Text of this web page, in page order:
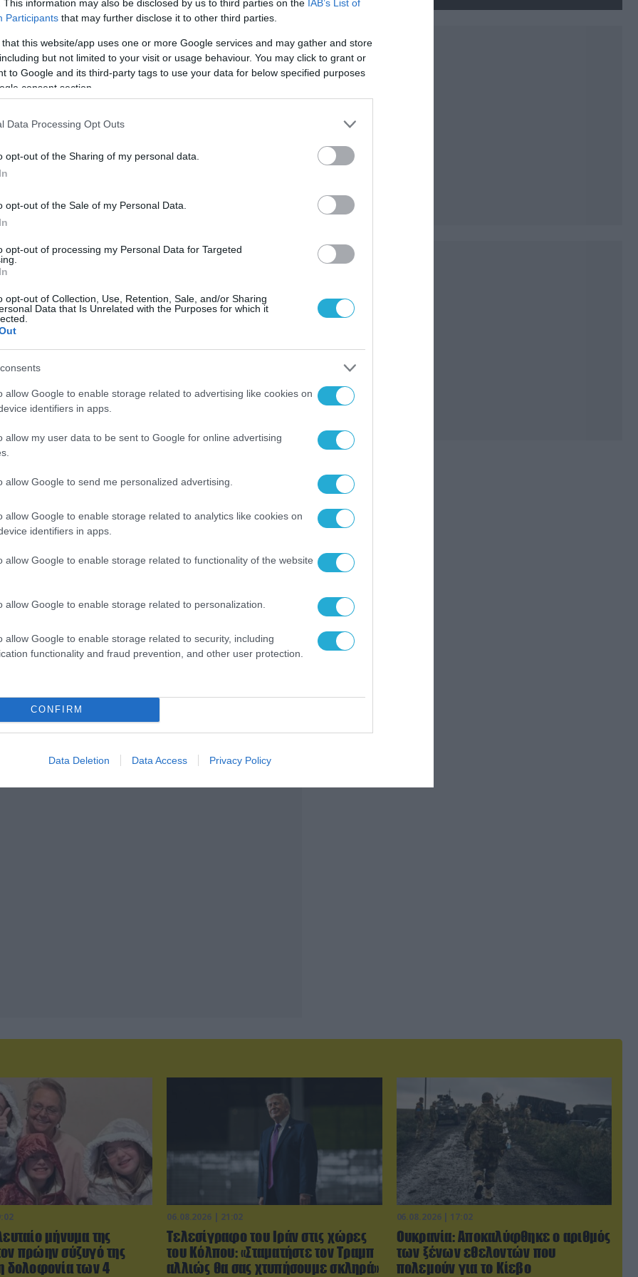
This information may also be disclosed by us to third parties on the IAB’s List of
Participants that may further disclose it to other third parties.
that this website/app uses one or more Google services and may gather and store
but not limited to your visit or usage behaviour. You may click to grant or
to Google and its third-party tags to use your data for below specified purposes
consent section.
Data Processing Opt Outs
opt-out of the Sharing of my personal data.
opt-out of the Sale of my Personal Data.
opt-out of processing my Personal Data for Targeted
opt-out of Collection, Use, Retention, Sale, and/or Sharing
Data that Is Unrelated with the Purposes for which it
allow Google to enable storage related to advertising like cookies on
identifiers in apps.
allow my user data to be sent to Google for online advertising
allow Google to send me personalized advertising.
allow Google to enable storage related to analytics like cookies on
identifiers in apps.
allow Google to enable storage related to functionality of the website
allow Google to enable storage related to personalization.
allow Google to enable storage related to security, including
functionality and fraud prevention, and other user protection.
CONFIRM
Data Deletion Data Access Privacy Policy
attack drones over Rivne yesterday.
pic.twitter.com/4ITiypXQ6A
(@Osinttechnical)May 14, 2026
ολοένα και συχνότερα από
της Ουκρανίας, καθώς θεωρείται
πιο άμεση λύση απέναντι στις μαζικές
στο πλαίσιο των συνεχιζόμενων επιθέσεων
υποδομών και στρατηγικών εγκαταστάσεων.
χρησιμοποιούνται εκτεταμένα από τη
για το χαμηλό κόστος παραγωγής και τη
ΑΡΘΡΟ
(βίντεο)
μήνυμα της
πρώην σύζυγό της
δολοφονία των 4
06.08.2026 | 21:02
Τελεσίγραφο του Ιράν στις χώρες
του Κόλπου: «Σταματήστε τον Τραμπ
αλλιώς θα σας χτυπήσουμε σκληρά»
06.08.2026 | 17:02
Ουκρανία: Αποκαλύφθηκε ο αριθμός
των ξένων εθελοντών που
πολεμούν για το Κίεβο